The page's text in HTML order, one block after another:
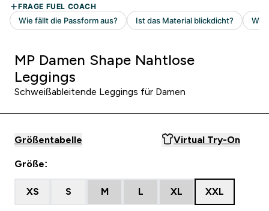
MP Damen Shape Nahtlose
Leggings
Schweißableitende Leggings für Damen
Größentabelle Virtual Try-On
Größe:
XS S M L XL XXL